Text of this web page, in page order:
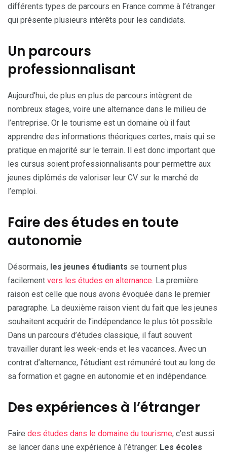
différents types de parcours en France comme à l’étranger
qui présente plusieurs intérêts pour les candidats.
Un parcours
professionnalisant
Aujourd’hui, de plus en plus de parcours intègrent de
nombreux stages, voire une alternance dans le milieu de
l’entreprise. Or le tourisme est un domaine où il faut
apprendre des informations théoriques certes, mais qui se
pratique en majorité sur le terrain. Il est donc important que
les cursus soient professionnalisants pour permettre aux
jeunes diplômés de valoriser leur CV sur le marché de
l’emploi.
Faire des études en toute
autonomie
Désormais, les jeunes étudiants se tournent plus
facilement vers les études en alternance. La première
raison est celle que nous avons évoquée dans le premier
paragraphe. La deuxième raison vient du fait que les jeunes
souhaitent acquérir de l’indépendance le plus tôt possible.
Dans un parcours d’études classique, il faut souvent
travailler durant les week-ends et les vacances. Avec un
contrat d’alternance, l’étudiant est rémunéré tout au long de
sa formation et gagne en autonomie et en indépendance.
Des expériences à l’étranger
Faire des études dans le domaine du tourisme, c’est aussi
se lancer dans une expérience à l’étranger. Les écoles